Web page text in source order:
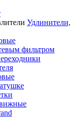
Удлинители,
фильтром